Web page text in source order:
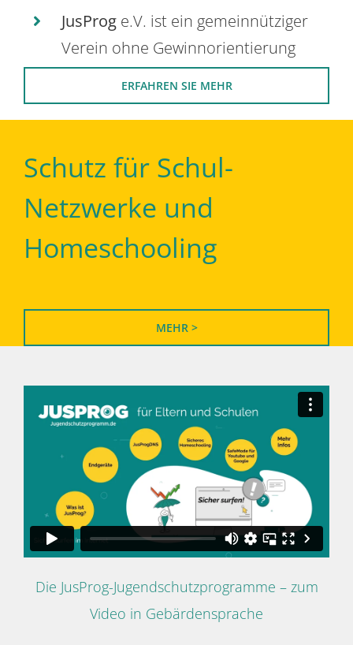
JusProg e.V. ist ein gemeinnütziger
Verein ohne Gewinnorientierung
ERFAHREN SIE MEHR
Schutz für Schul-
Netzwerke und
Homeschooling
MEHR >
Die JusProg-Jugendschutzprogramme – zum
Video in Gebärdensprache